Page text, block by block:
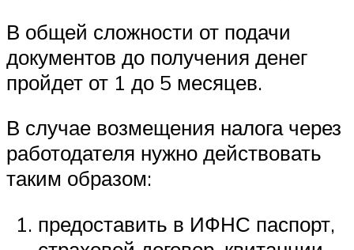
В общей сложности от подачи
документов до получения денег
пройдет от 1 до 5 месяцев.
В случае возмещения налога через
работодателя нужно действовать
таким образом:
предоставить в ИФНС паспорт,